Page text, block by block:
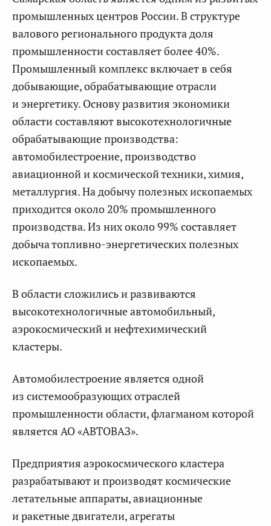
промышленных центров России. В структуре
валового регионального продукта доля
промышленности составляет более 40%.
Промышленный комплекс включает в себя
добывающие, обрабатывающие отрасли
и энергетику. Основу развития экономики
области составляют высокотехнологичные
обрабатывающие производства:
автомобилестроение, производство
авиационной и космической техники, химия,
металлургия. На добычу полезных ископаемых
приходится около 20% промышленного
производства. Из них около 99% составляет
добыча топливно-энергетических полезных
ископаемых.
В области сложились и развиваются
высокотехнологичные автомобильный,
аэрокосмический и нефтехимический
кластеры.
Автомобилестроение является одной
из системообразующих отраслей
промышленности области, флагманом которой
является АО «АВТОВАЗ».
Предприятия аэрокосмического кластера
разрабатывают и производят космические
летательные аппараты, авиационные
и ракетные двигатели, агрегаты